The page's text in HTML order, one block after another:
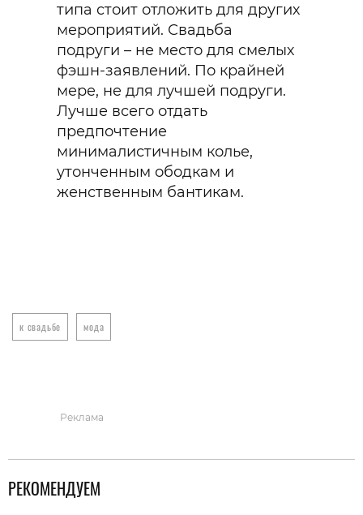
типа стоит отложить для других
мероприятий. Свадьба
подруги – не место для смелых
фэшн-заявлений. По крайней
мере, не для лучшей подруги.
Лучше всего отдать
предпочтение
минималистичным колье,
утонченным ободкам и
женственным бантикам.
к свадьбе мода
Реклама
РЕКОМЕНДУЕМ